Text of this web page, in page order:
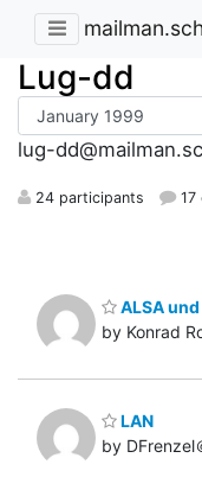
Lug-dd
lug-
24 participants 17
ALSA
by Konrad
LAN
by DFrenzel